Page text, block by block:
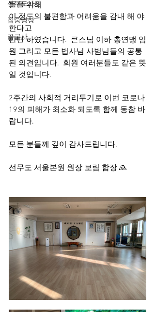
선무도사진
집중명상
골굴사
들을 위해
이 정도의 불편함과 어려움을 감내 해 야
한다고
판단 하였습니다.  큰스님 이하 총연맹 임
원 그리고 모든 법사님 사범님들의 공통
된 의견입니다.  회원 여러분들도 같은 뜻
일 것입니다.
2주간의 사회적 거리두기로 이번 코로나
19의 피해가 최소화 되도록 함께 동참 바
랍니다.
모든 분들께 깊이 감사드립니다.
선무도 서울본원 원장 보림 합장 🙏